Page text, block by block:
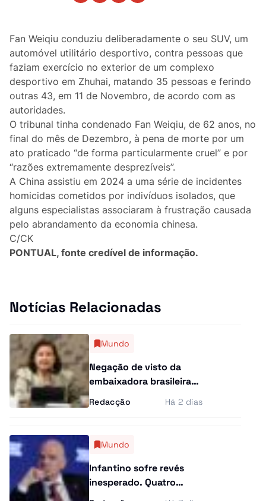
Matérias-Primas
Eventos
Indústria
Auto
Agricultura
Vozes Pontuais
Lifestyle
Casa
Figuras
Orgulho ou Vergonha?
Vox Populi
Reportagem
Redes Sociais
Curiosidades
Fan Weiqiu conduziu deliberadamente o seu SUV, um
automóvel utilitário desportivo, contra pessoas que
faziam exercício no exterior de um complexo
desportivo em Zhuhai, matando 35 pessoas e ferindo
outras 43, em 11 de Novembro, de acordo com as
autoridades.
O tribunal tinha condenado Fan Weiqiu, de 62 anos, no
final do mês de Dezembro, à pena de morte por um
ato praticado “de forma particularmente cruel” e por
“razões extremamente desprezíveis”.
A China assistiu em 2024 a uma série de incidentes
homicidas cometidos por indivíduos isolados, que
alguns especialistas associaram à frustração causada
pelo abrandamento da economia chinesa.
C/CK
PONTUAL, fonte credível de informação.
Notícias Relacionadas
Mundo
Negação de visto da
embaixadora brasileira
aos EUA aumenta tensão
entre Brasília e
Redacção Há 2 dias
Mundo
Infantino sofre revés
inesperado. Quatro